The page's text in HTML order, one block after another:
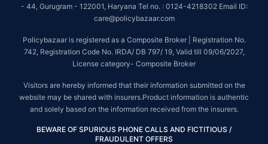
- 44, Gurugram - 122001, Haryana Tel no. : 0124-4218302 Email ID:
care@policybazaar.com
Policybazaar is registered as a Composite Broker | Registration No.
742, Registration Code No. IRDA/ DB 797/ 19, Valid till 09/06/2027,
License category- Composite Broker
Visitors are hereby informed that their information submitted on the
website may be shared with insurers.Product information is authentic
and solely based on the information received from the insurers.
BEWARE OF SPURIOUS PHONE CALLS AND FICTITIOUS /
FRAUDULENT OFFERS